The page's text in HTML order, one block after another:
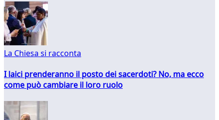
La Chiesa si racconta
I laici prenderanno il posto dei sacerdoti? No, ma ecco
come può cambiare il loro ruolo